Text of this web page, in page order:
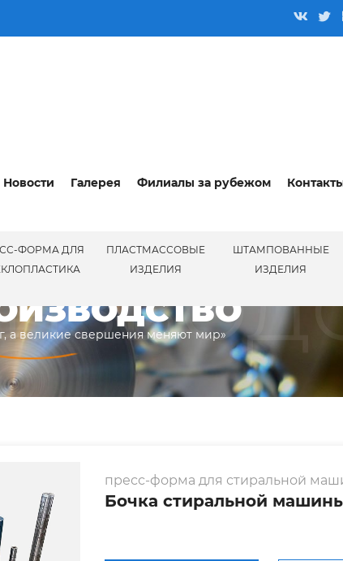
Новости Галерея Филиалы за рубежом
ФОРМА ДЛЯ
ПЛАСТМАССОВЫЕ
ИЗДЕЛИЯ
ШТАМПОВАННЫЕ
ИЗДЕЛИЯ
а великие свершения меняют мир»
пресс-форма для стиральной
Бочка стиральной